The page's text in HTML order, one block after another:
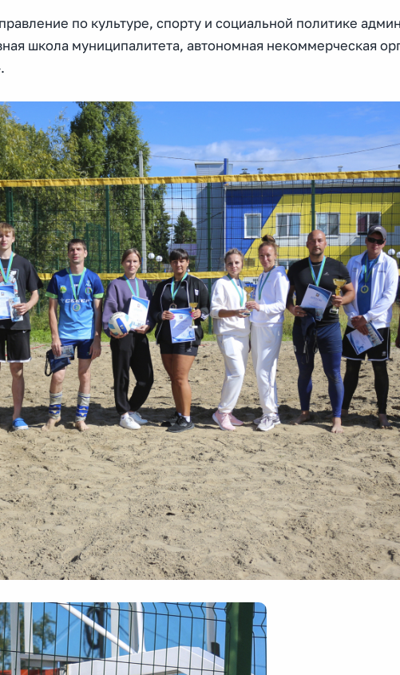
по культуре, спорту и социальной политике
школа муниципалитета, автономная некоммерческая